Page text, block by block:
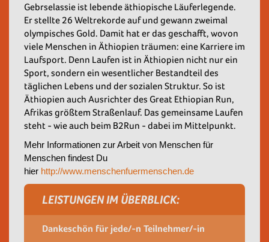
Gebrselassie ist lebende äthiopische Läuferlegende.
Er stellte 26 Weltrekorde auf und gewann zweimal
olympisches Gold. Damit hat er das geschafft, wovon
viele Menschen in Äthiopien träumen: eine Karriere im
Laufsport. Denn Laufen ist in Äthiopien nicht nur ein
Sport, sondern ein wesentlicher Bestandteil des
täglichen Lebens und der sozialen Struktur. So ist
Äthiopien auch Ausrichter des Great Ethiopian Run,
Afrikas größtem Straßenlauf. Das gemeinsame Laufen
steht - wie auch beim B2Run - dabei im Mittelpunkt.
Mehr Informationen zur Arbeit von Menschen für
Menschen findest Du
hier http://www.menschenfuermenschen.de
LEISTUNGEN IM ÜBERBLICK:
Dankeschön für jede/-n Teilnehmer/-in